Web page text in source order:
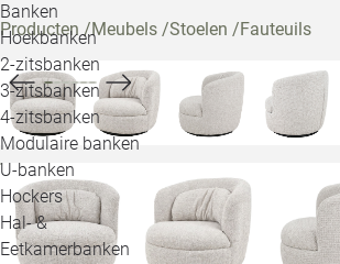
Banken
Hoekbanken
2-zitsbanken
3-zitsbanken
4-zitsbanken
Modulaire banken
U-banken
Hockers
Hal- &
Eetkamerbanken
Producten/Meubels /Stoelen /Fauteuils